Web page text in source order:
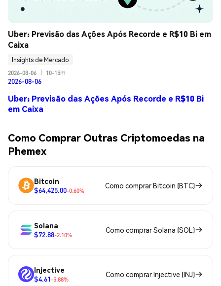
Uber: Previsão das Ações Após Recorde e R$10 Bi em
Caixa
Insights de Mercado
2026-08-06
10-15m
2026-08-06
Uber: Previsão das Ações Após Recorde e R$10 Bi
em Caixa
Como Comprar Outras Criptomoedas na
Phemex
Bitcoin
$64,425.00-0.60%
Como comprar Bitcoin (BTC)
Solana
$72.88-2.10%
Como comprar Solana (SOL)
Injective
$4.61-5.88%
Como comprar Injective (INJ)